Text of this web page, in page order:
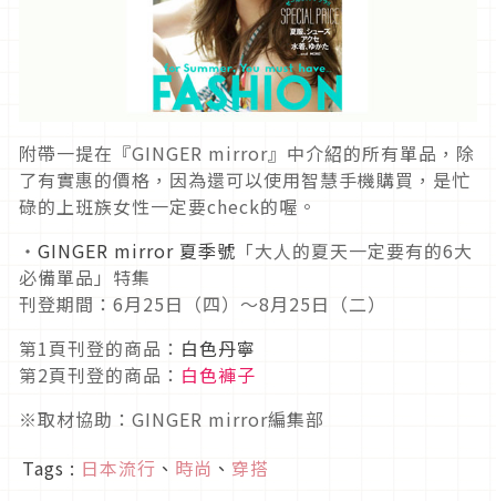
附帶一提在『GINGER mirror』中介紹的所有單品，除
了有實惠的價格，因為還可以使用智慧手機購買，是忙
碌的上班族女性一定要check的喔。
・ GINGER mirror 夏季號 「大人的夏天一定要有的6大
必備單品」特集
刊登期間：6月25日（四）～8月25日（二）
第1頁刊登的商品： 白色丹寧
第2頁刊登的商品： 白色褲子
※取材協助：GINGER mirror編集部
Tags : 日本流行 、 時尚 、 穿搭